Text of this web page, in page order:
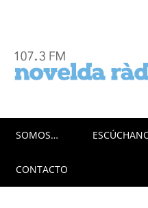
Menú principal
SOMOS…
CONTACTO